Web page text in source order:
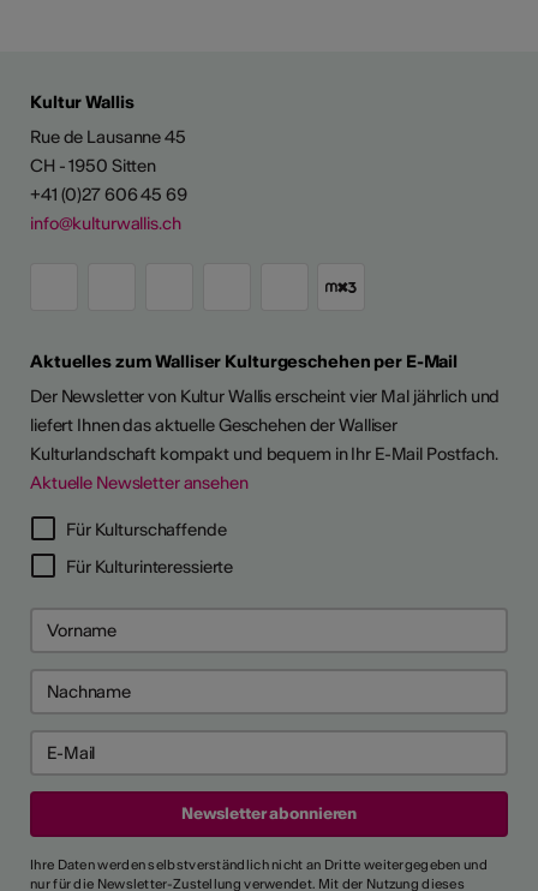
Kultur Wallis
Rue de Lausanne 45
CH - 1950 Sitten
+41 (0)27 606 45 69
info@kulturwallis.ch
Aktuelles zum Walliser Kulturgeschehen per E-Mail
Der Newsletter von Kultur Wallis erscheint vier Mal jährlich und
liefert Ihnen das aktuelle Geschehen der Walliser
Kulturlandschaft kompakt und bequem in Ihr E-Mail Postfach.
Aktuelle Newsletter ansehen
Für Kulturschaffende
Für Kulturinteressierte
Ihre Daten werden selbstverständlich nicht an Dritte weitergegeben und
nur für die Newsletter-Zustellung verwendet. Mit der Nutzung dieses